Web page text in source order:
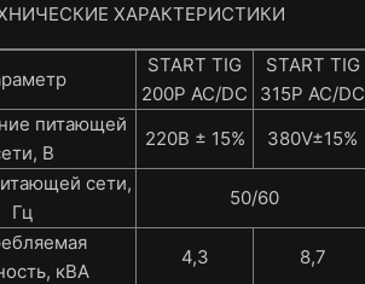
ХАРАКТЕРИСТИКИ
START TIG
200Р АС/DC
START TIG
315Р АС/DC
питающей
В
220В ± 15% 380V±15%
сети,
Гц
50/60
кВА
4,3 8,7